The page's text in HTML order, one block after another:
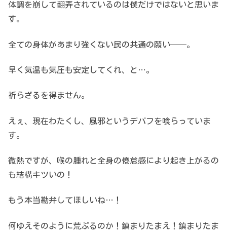
体調を崩して翻弄されているのは僕だけではないと思いま
す。
全ての身体があまり強くない民の共通の願い──。
早く気温も気圧も安定してくれ、と…。
祈らざるを得ません。
えぇ、現在わたくし、風邪というデバフを喰らっていま
す。
微熱ですが、喉の腫れと全身の倦怠感により起き上がるの
も結構キツいの！
もう本当勘弁してほしいね…！
何ゆえそのように荒ぶるのか！鎮まりたまえ！鎮まりたま